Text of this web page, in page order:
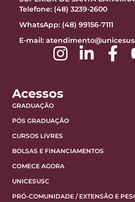
Telefone: (48) 3239-2600
WhatsApp: (48) 99156-7111
E-mail:
Acessos
GRADUAÇÃO
PÓS GRADUAÇÃO
CURSOS LIVRES
BOLSAS E FINANCIAMENTOS
COMECE AGORA
UNICESUSC
PRÓ-COMUNIDADE / EXTENSÃO E